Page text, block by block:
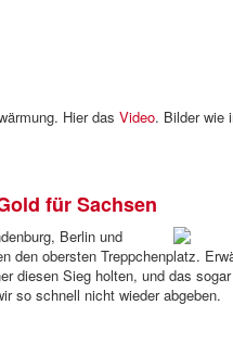
Hier das Video. Bilder wie
für Sachsen
Berlin und
den obersten Treppchenplatz.
diesen Sieg holten, und das
so schnell nicht wieder abgeben.